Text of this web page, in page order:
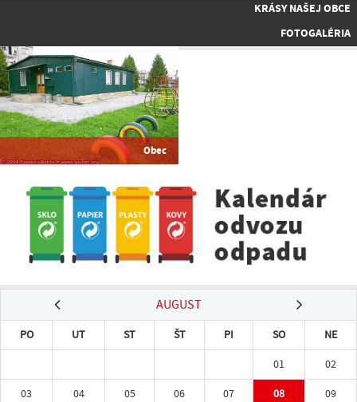
KRÁSY NAŠEJ OBCE
FOTOGALÉRIA
Obec
AUGUST
PO UT ST ŠT PI SO
NE
01
02
03
04 05 06 07 08
09